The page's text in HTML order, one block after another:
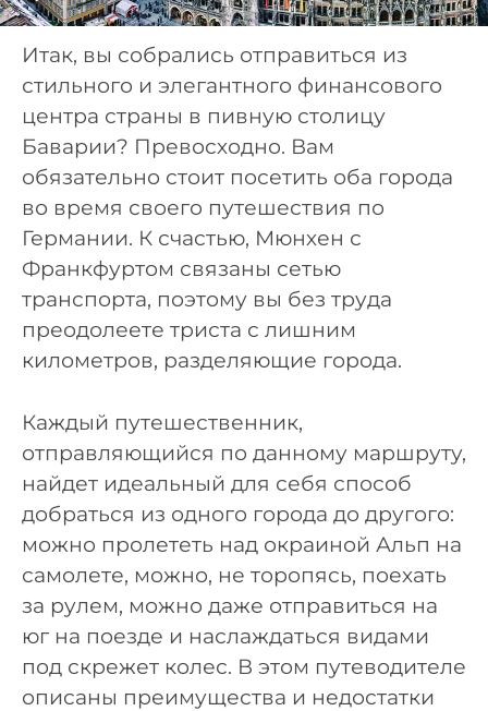
Итак, вы собрались отправиться из
стильного и элегантного финансового
центра страны в пивную столицу
Баварии? Превосходно. Вам
обязательно стоит посетить оба города
во время своего путешествия по
Германии. К счастью, Мюнхен с
Франкфуртом связаны сетью
транспорта, поэтому вы без труда
преодолеете триста с лишним
километров, разделяющие города.
Каждый путешественник,
отправляющийся по данному маршруту,
найдет идеальный для себя способ
добраться из одного города до другого:
можно пролететь над окраиной Альп на
самолете, можно, не торопясь, поехать
за рулем, можно даже отправиться на
юг на поезде и наслаждаться видами
под скрежет колес. В этом путеводителе
описаны преимущества и недостатки